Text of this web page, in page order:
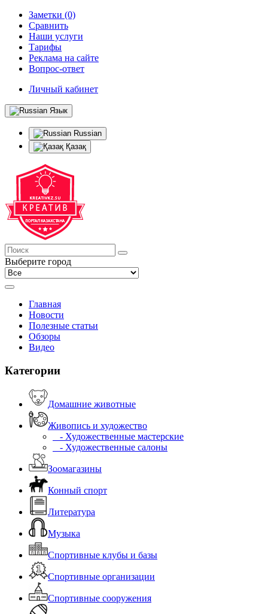
Заметки (0)
Сравнить
Наши услуги
Тарифы
Реклама на сайте
Вопрос-ответ
Личный кабинет
Язык
Russian
Қазақ
Выберите город
Главная
Новости
Полезные статьи
Обзоры
Видео
Категории
Домашние животные
Живопись и художество
- Художественные мастерские
- Художественные салоны
Зоомагазины
Конный спорт
Литература
Музыка
Спортивные клубы и базы
Спортивные организации
Спортивные сооружения